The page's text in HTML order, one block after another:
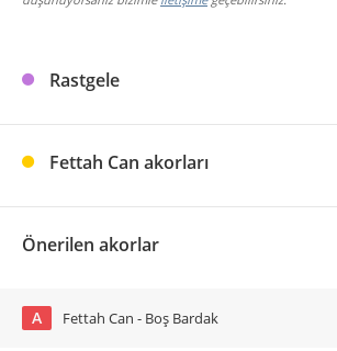
Rastgele
Fettah Can akorları
Önerilen akorlar
A Fettah Can - Boş Bardak